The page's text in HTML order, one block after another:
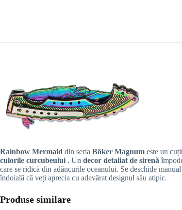
Rainbow Mermaid din seria Böker Magnum este un
culorile curcubeului . Un decor detaliat de sirenă
care se ridică din adâncurile oceanului. Se deschide
îndoială că veți aprecia cu adevărat designul său atipic.
Produse similare